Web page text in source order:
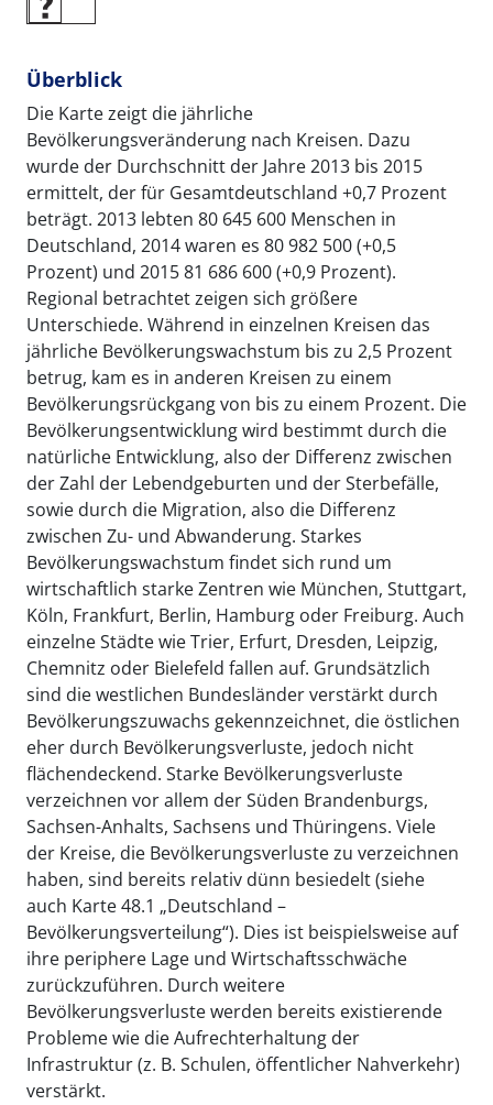
Überblick
Die Karte zeigt die jährliche
Bevölkerungsveränderung nach Kreisen. Dazu
wurde der Durchschnitt der Jahre 2013 bis 2015
ermittelt, der für Gesamtdeutschland +0,7 Prozent
beträgt. 2013 lebten 80 645 600 Menschen in
Deutschland, 2014 waren es 80 982 500 (+0,5
Prozent) und 2015 81 686 600 (+0,9 Prozent).
Regional betrachtet zeigen sich größere
Unterschiede. Während in einzelnen Kreisen das
jährliche Bevölkerungswachstum bis zu 2,5 Prozent
betrug, kam es in anderen Kreisen zu einem
Bevölkerungsrückgang von bis zu einem Prozent. Die
Bevölkerungsentwicklung wird bestimmt durch die
natürliche Entwicklung, also der Differenz zwischen
der Zahl der Lebendgeburten und der Sterbefälle,
sowie durch die Migration, also die Differenz
zwischen Zu- und Abwanderung. Starkes
Bevölkerungswachstum findet sich rund um
wirtschaftlich starke Zentren wie München, Stuttgart,
Köln, Frankfurt, Berlin, Hamburg oder Freiburg. Auch
einzelne Städte wie Trier, Erfurt, Dresden, Leipzig,
Chemnitz oder Bielefeld fallen auf. Grundsätzlich
sind die westlichen Bundesländer verstärkt durch
Bevölkerungszuwachs gekennzeichnet, die östlichen
eher durch Bevölkerungsverluste, jedoch nicht
flächendeckend. Starke Bevölkerungsverluste
verzeichnen vor allem der Süden Brandenburgs,
Sachsen-Anhalts, Sachsens und Thüringens. Viele
der Kreise, die Bevölkerungsverluste zu verzeichnen
haben, sind bereits relativ dünn besiedelt (siehe
auch Karte 48.1 „Deutschland –
Bevölkerungsverteilung“). Dies ist beispielsweise auf
ihre periphere Lage und Wirtschaftsschwäche
zurückzuführen. Durch weitere
Bevölkerungsverluste werden bereits existierende
Probleme wie die Aufrechterhaltung der
Infrastruktur (z. B. Schulen, öffentlicher Nahverkehr)
verstärkt.